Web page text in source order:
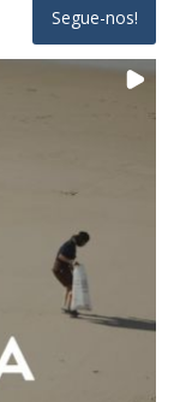
Segue-nos!